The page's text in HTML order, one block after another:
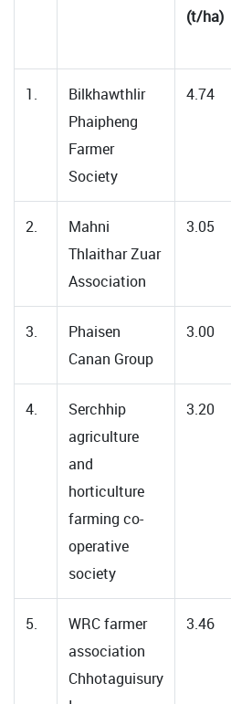
(t/ha)
1.
Bilkhawthlir
Phaipheng
Farmer
Society
4.74
2.
Mahni
Thlaithar Zuar
Association
3.05
3.
Phaisen
Canan Group
3.00
4.
Serchhip
agriculture
and
horticulture
farming co-
operative
society
3.20
5.
WRC farmer
association
Chhotaguisury
3.46